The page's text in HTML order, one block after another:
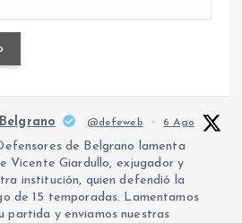
@defeweb · 6 Ago
de Belgrano lamenta
Vicente Giardullo, exjugador y
institución, quien defendió la
de 15 temporadas. Lamentamos
partida y enviamos nuestras